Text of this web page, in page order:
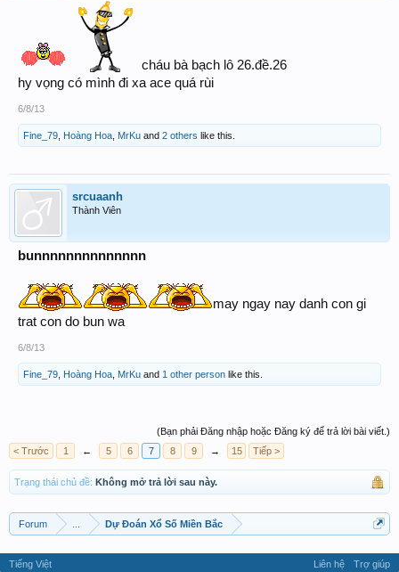
cháu bà bạch lô 26.đề.26
hy vọng có mình đi xa ace quá rùi
6/8/13
Fine_79 Hoàng Hoa MrKu and 2 others like this.
srcuaanh
Thành Viên
bunnnnnnnnnnnnnn
may ngay nay danh con gi
trat con do bun wa
6/8/13
Fine_79 Hoàng Hoa MrKu and 1 other person like this.
(Bạn phải Đăng nhập hoặc Đăng ký để trả lời bài viết.)
< Trước
1 ← 5 6 7 8 9 → 15 Tiếp >
Trạng thái chủ đề: Không mở trả lời sau này.
Forum Dự Đoán Xổ Số Miền Bắc
Tiếng Việt Liên hệ Trợ giúp